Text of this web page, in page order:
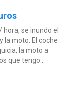
se inundo el
la moto. El coche
la moto a
que tengo...